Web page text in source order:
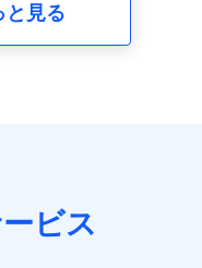
提供業務、契約締結手
と見る
ビス